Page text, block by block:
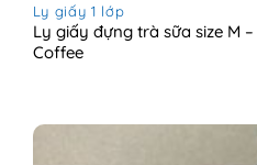
Ly giấy 1 lớp
Ly giấy đựng trà sữa size M
Coffee